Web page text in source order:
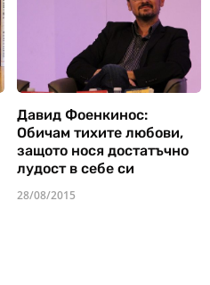
Давид Фоенкинос:
Обичам тихите любови,
защото нося достатъчно
лудост в себе си
28/08/2015